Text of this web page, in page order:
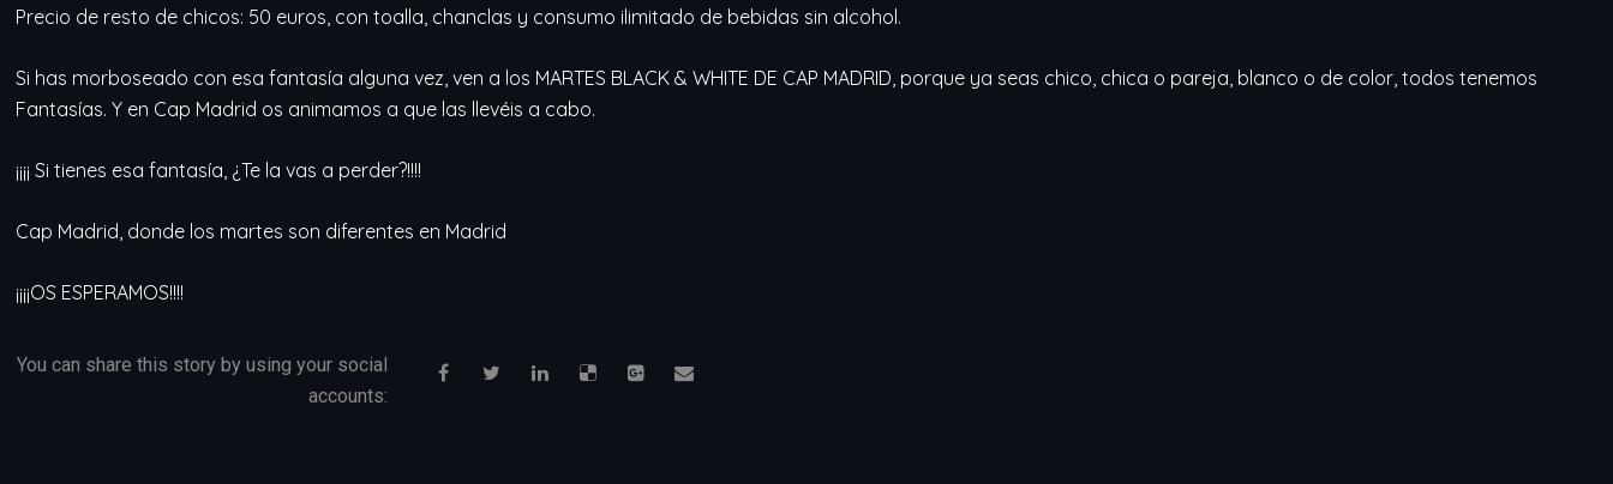
Precio de resto de chicos: 50 euros, con toalla, chanclas y consumo ilimitado de bebidas sin alcohol.
Si has morboseado con esa fantasía alguna vez, ven a los MARTES BLACK & WHITE DE CAP MADRID, porque ya seas chico, chica o pareja, blanco o de color, todos tenemos
Fantasías. Y en Cap Madrid os animamos a que las llevéis a cabo.
¡¡¡¡ Si tienes esa fantasía, ¿Te la vas a perder?!!!!
Cap Madrid, donde los martes son diferentes en Madrid
¡¡¡¡OS ESPERAMOS!!!!
You can share this story by using your social
accounts: